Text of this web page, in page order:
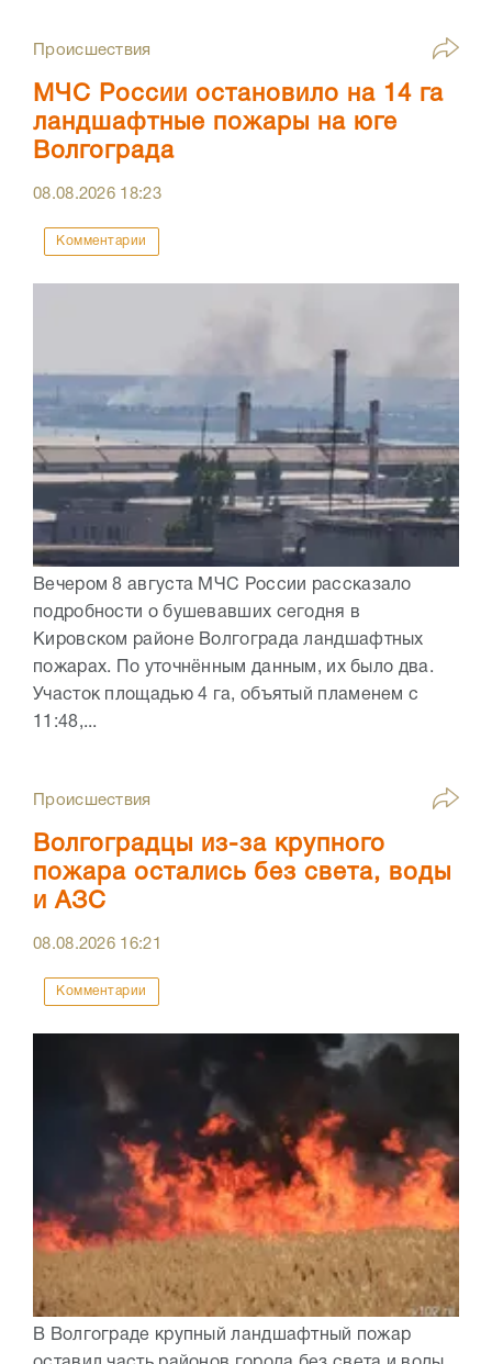
Происшествия
МЧС России остановило на 14 га
ландшафтные пожары на юге
Волгограда
08.08.2026 18:23
Комментарии
Вечером 8 августа МЧС России рассказало
подробности о бушевавших сегодня в
Кировском районе Волгограда ландшафтных
пожарах. По уточнённым данным, их было два.
Участок площадью 4 га, объятый пламенем с
11:48,...
Происшествия
Волгоградцы из-за крупного
пожара остались без света, воды
и АЗС
08.08.2026 16:21
Комментарии
В Волгограде крупный ландшафтный пожар